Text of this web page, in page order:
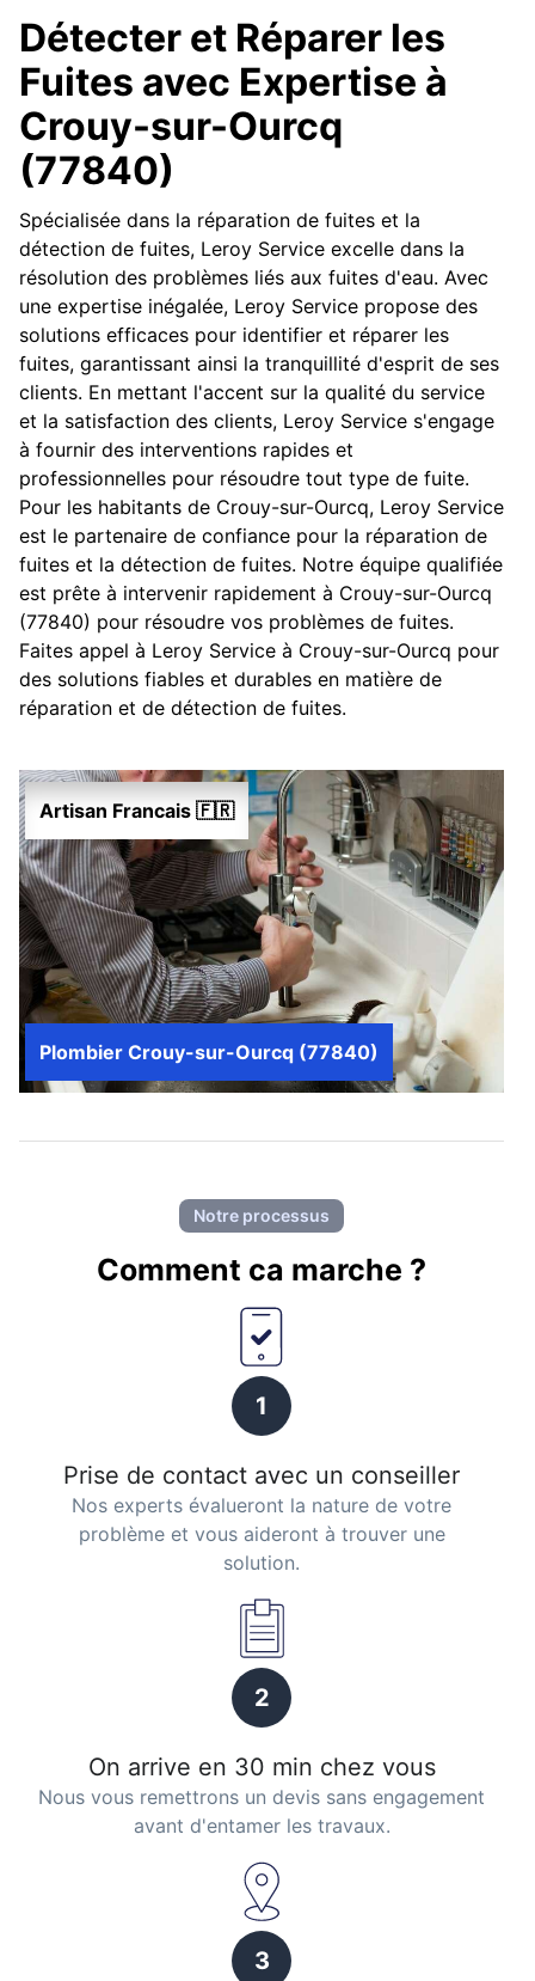
Détecter et Réparer les
Fuites avec Expertise à
Crouy-sur-Ourcq
(77840)
Spécialisée dans la réparation de fuites et la
détection de fuites, Leroy Service excelle dans la
résolution des problèmes liés aux fuites d'eau. Avec
une expertise inégalée, Leroy Service propose des
solutions efficaces pour identifier et réparer les
fuites, garantissant ainsi la tranquillité d'esprit de ses
clients. En mettant l'accent sur la qualité du service
et la satisfaction des clients, Leroy Service s'engage
à fournir des interventions rapides et
professionnelles pour résoudre tout type de fuite.
Pour les habitants de Crouy-sur-Ourcq, Leroy Service
est le partenaire de confiance pour la réparation de
fuites et la détection de fuites. Notre équipe qualifiée
est prête à intervenir rapidement à Crouy-sur-Ourcq
(77840) pour résoudre vos problèmes de fuites.
Faites appel à Leroy Service à Crouy-sur-Ourcq pour
des solutions fiables et durables en matière de
réparation et de détection de fuites.
Artisan Francais 🇫🇷
Plombier Crouy-sur-Ourcq (77840)
Notre processus
Comment ca marche ?
1
Prise de contact avec un conseiller
Nos experts évalueront la nature de votre
problème et vous aideront à trouver une
solution.
2
On arrive en 30 min chez vous
Nous vous remettrons un devis sans engagement
avant d'entamer les travaux.
3